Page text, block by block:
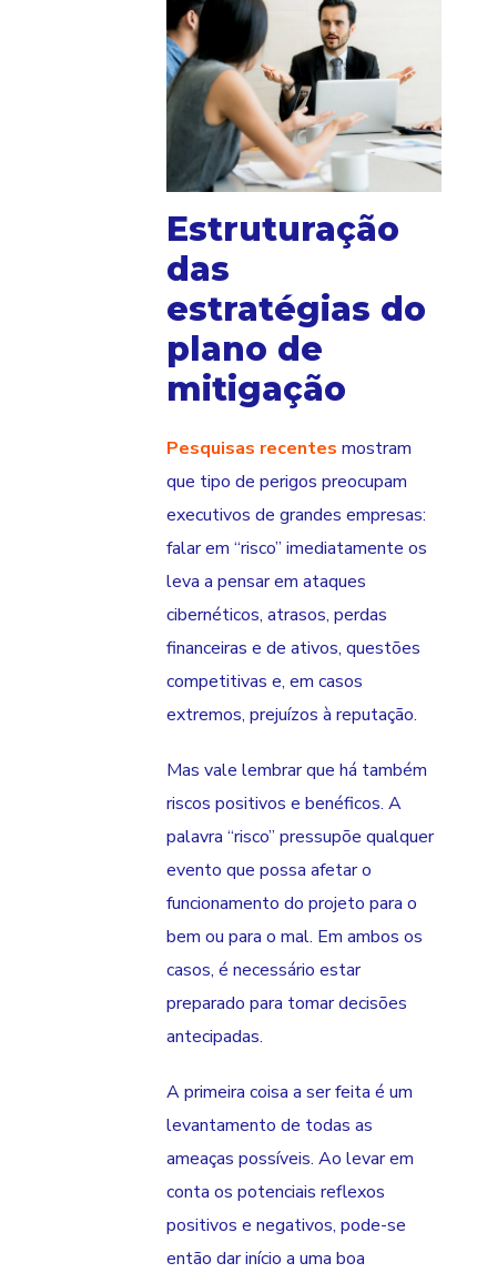
Estruturação
das
estratégias do
plano de
mitigação
Pesquisas recentes mostram
que tipo de perigos preocupam
executivos de grandes empresas:
falar em “risco” imediatamente os
leva a pensar em ataques
cibernéticos, atrasos, perdas
financeiras e de ativos, questões
competitivas e, em casos
extremos, prejuízos à reputação.
Mas vale lembrar que há também
riscos positivos e benéficos. A
palavra “risco” pressupõe qualquer
evento que possa afetar o
funcionamento do projeto para o
bem ou para o mal. Em ambos os
casos, é necessário estar
preparado para tomar decisões
antecipadas.
A primeira coisa a ser feita é um
levantamento de todas as
ameaças possíveis. Ao levar em
conta os potenciais reflexos
positivos e negativos, pode-se
então dar início a uma boa